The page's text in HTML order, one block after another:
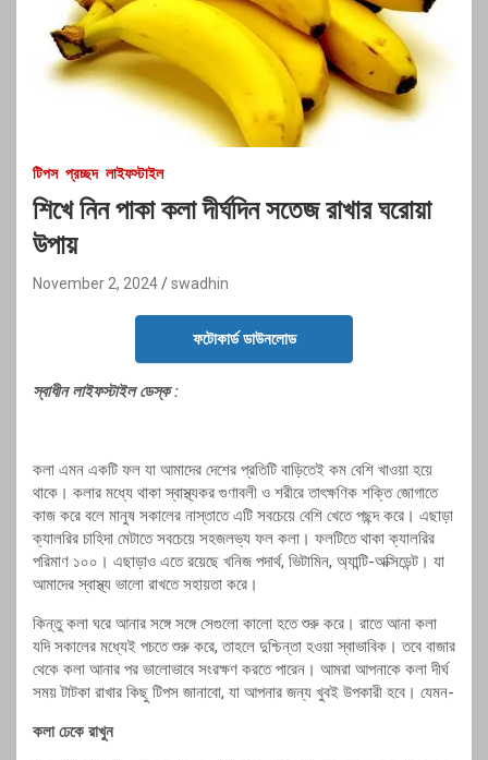
টিপস প্রচ্ছদ লাইফস্টাইল
শিখে নিন পাকা কলা দীর্ঘদিন সতেজ রাখার ঘরোয়া
উপায়
November 2, 2024 swadhin
ফটোকার্ড ডাউনলোড
স্বাধীন লাইফস্টাইল ডেস্ক :
কলা এমন একটি ফল যা আমাদের দেশের প্রতিটি বাড়িতেই কম বেশি খাওয়া হয়ে
থাকে। কলার মধ্যে থাকা স্বাস্থ্যকর গুণাবলী ও শরীরে তাৎক্ষণিক শক্তি জোগাতে
কাজ করে বলে মানুষ সকালের নাস্তাতে এটি সবচেয়ে বেশি খেতে পছন্দ করে। এছাড়া
ক্যালরির চাহিদা মেটাতে সবচেয়ে সহজলভ্য ফল কলা। ফলটিতে থাকা ক্যালরির
পরিমাণ ১০০। এছাড়াও এতে রয়েছে খনিজ পদার্থ, ভিটামিন, অ্যান্টি-অক্সিডেন্ট। যা
আমাদের স্বাস্থ্য ভালো রাখতে সহায়তা করে।
কিন্তু কলা ঘরে আনার সঙ্গে সঙ্গে সেগুলো কালো হতে শুরু করে। রাতে আনা কলা
যদি সকালের মধ্যেই পচতে শুরু করে, তাহলে দুশ্চিন্তা হওয়া স্বাভাবিক। তবে বাজার
থেকে কলা আনার পর ভালোভাবে সংরক্ষণ করতে পারেন। আমরা আপনাকে কলা দীর্ঘ
সময় টাটকা রাখার কিছু টিপস জানাবো, যা আপনার জন্য খুবই উপকারী হবে। যেমন-
কলা ঢেকে রাখুন